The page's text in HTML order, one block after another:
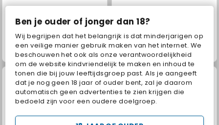
Ben je ouder of jonger dan 18?
Wij begrijpen dat het belangrijk is dat minderjarigen op
een veilige manier gebruik maken van het internet. We
beschouwen het ook als onze verantwoordelijkheid
om de website kindvriendelijk te maken en inhoud te
tonen die bij jouw leeftijdsgroep past. Als je aangeeft
dat je nog geen 18 jaar of ouder bent, zal je daarom
automatisch geen advertenties te zien krijgen die
bedoeld zijn voor een oudere doelgroep.
Farming Simulator Farm Merge Valley